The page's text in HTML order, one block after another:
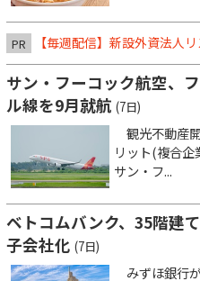
PR 【毎週配信】新設外資法人
サン・フーコック航空、
ル線を9月就航 (7日)
観光不動産
リット(複合
サン・フ...
ベトコムバンク、35階建
子会社化 (7日)
みずほ銀行